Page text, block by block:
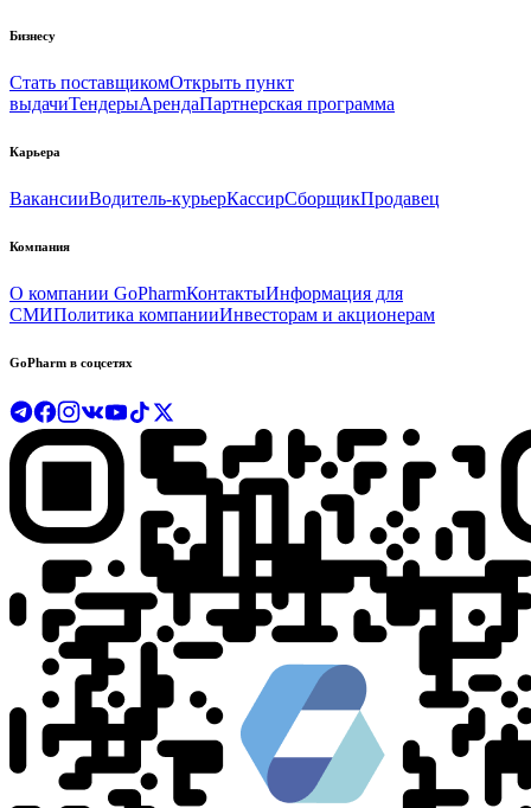
Бизнесу
Стать поставщикомОткрыть пункт
выдачиТендерыАрендаПартнерская программа
Карьера
ВакансииВодитель-курьерКассирСборщикПродавец
Компания
О компании GoPharmКонтактыИнформация для
СМИПолитика компанииИнвесторам и акционерам
GoPharm в соцсетях